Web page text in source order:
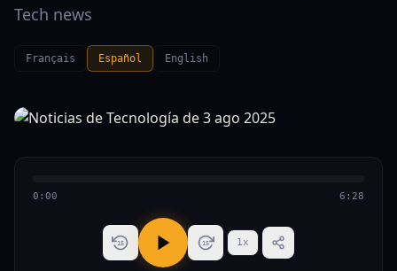
Tech news
Français Español English
0:00 6:28
15 15 1x